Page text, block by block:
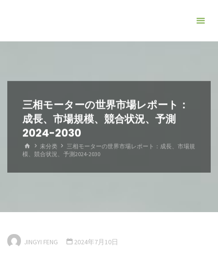
三相モーターの世界市場レポート：
成長、市場規模、競合状況、予測
2024-2030
ホ
ー
未分类
三相モーターの世界市場レポート：成長、市場規
模、競合状況、予測2024-2030
JINGYI FENG 2024年7月10日